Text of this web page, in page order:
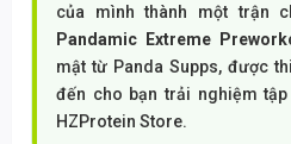
của mình thành một trận
Pandamic Extreme
mật từ Panda Supps, được
đến cho bạn trải nghiệm
HZProtein Store.